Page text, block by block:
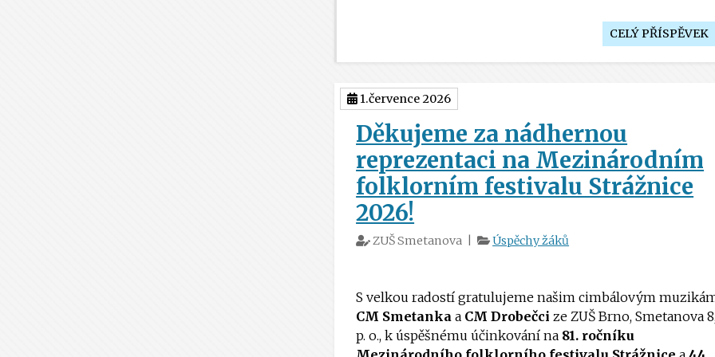
CELÝ PŘÍSPĚVEK
1.července 2026
Děkujeme za nádhernou
reprezentaci na Mezinárodním
folklorním festivalu Strážnice
2026!
ZUŠ Smetanova | Úspěchy žáků
S velkou radostí gratulujeme našim cimbálovým
CM Smetanka a CM Drobečci ze ZUŠ Brno, Smetanova
p. o., k úspěšnému účinkování na 81. ročníku